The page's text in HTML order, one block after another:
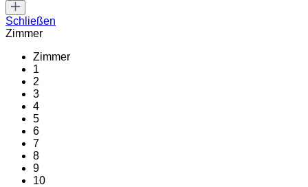
Schließen
Zimmer
Zimmer
1
2
3
4
5
6
7
8
9
10